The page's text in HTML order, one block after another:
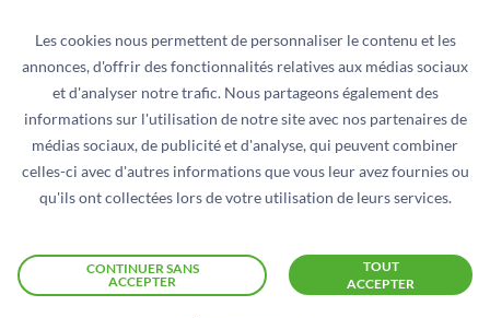
Les cookies nous permettent de personnaliser le contenu et les
annonces, d'offrir des fonctionnalités relatives aux médias sociaux
et d'analyser notre trafic. Nous partageons également des
informations sur l'utilisation de notre site avec nos partenaires de
médias sociaux, de publicité et d'analyse, qui peuvent combiner
celles-ci avec d'autres informations que vous leur avez fournies ou
qu'ils ont collectées lors de votre utilisation de leurs services.
TOUT
ACCEPTER
CONTINUER SANS
ACCEPTER
La gestion des eaux usées est également essentielle pour
contrôler les maladies d’origine hydrique telles que le
choléra. Mais au Liban, 92% des eaux usées restent non
traitées et sont rejetées directement dans
l’environnement, ce qui constitue une grave menace pour
Cetaccès limité à l’eau potable et aux services